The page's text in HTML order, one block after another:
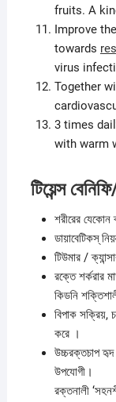
fruits. A
Improve
towards
virus
Together
3 times
with warm
টিয়েন্স বেনিফি
শরীরের যেকোন
ডায়াবেটিকস্‌
টিউমার /
রক্তে শর্করার
কিডনি
বিপাক সক্রিয়,
করে ।
উচ্চরক্তচাপ
উপযোগী।
রক্তনালী